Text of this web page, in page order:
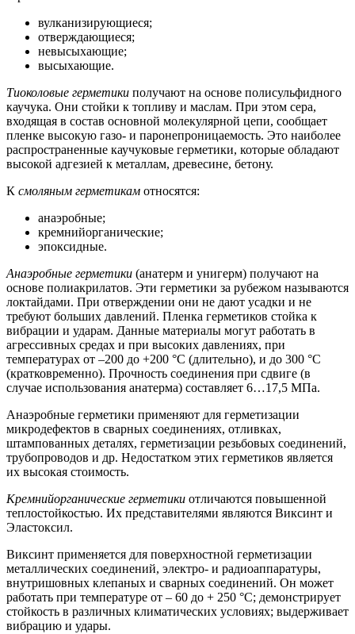
вулканизирующиеся;
отверждающиеся;
невысыхающие;
высыхающие.
Тиоколовые герметики получают на основе полисульфидного
каучука. Они стойки к топливу и маслам. При этом сера,
входящая в состав основной молекулярной цепи, сообщает
пленке высокую газо- и паронепроницаемость. Это наиболее
распространенные каучуковые герметики, которые обладают
высокой адгезией к металлам, древесине, бетону.
К смоляным герметикам относятся:
анаэробные;
кремнийорганические;
эпоксидные.
Анаэробные герметики (анатерм и унигерм) получают на
основе полиакрилатов. Эти герметики за рубежом называются
локтайдами. При отверждении они не дают усадки и не
требуют больших давлений. Пленка герметиков стойка к
вибрации и ударам. Данные материалы могут работать в
агрессивных средах и при высоких давлениях, при
температурах от –200 до +200 °С (длительно), и до 300 °С
(кратковременно). Прочность соединения при сдвиге (в
случае использования анатерма) составляет 6…17,5 МПа.
Анаэробные герметики применяют для герметизации
микродефектов в сварных соединениях, отливках,
штампованных деталях, герметизации резьбовых соединений,
трубопроводов и др. Недостатком этих герметиков является
их высокая стоимость.
Кремнийорганические герметики отличаются повышенной
теплостойкостью. Их представителями являются Виксинт и
Эластоксил.
Виксинт применяется для поверхностной герметизации
металлических соединений, электро- и радиоаппаратуры,
внутришовных клепаных и сварных соединений. Он может
работать при температуре от – 60 до + 250 °С; демонстрирует
стойкость в различных климатических условиях; выдерживает
вибрацию и удары.